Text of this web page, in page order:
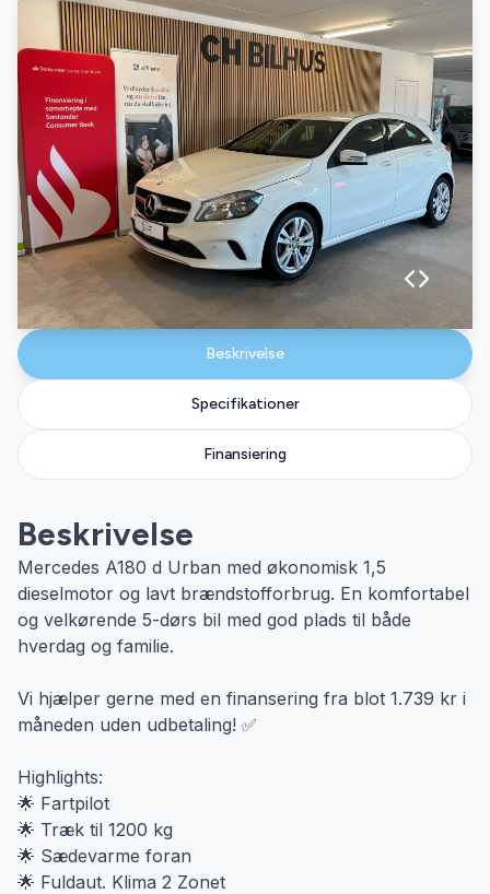
Specifikationer
Beskrivelse
Finansiering
Beskrivelse
Mercedes A180 d Urban med økonomisk 1,5
dieselmotor og lavt brændstofforbrug. En komfortabel
og velkørende 5-dørs bil med god plads til både
hverdag og familie.
Vi hjælper gerne med en finansering fra blot 1.739 kr i
måneden uden udbetaling! ✅
Highlights:
🌟 Fartpilot
🌟 Træk til 1200 kg
🌟 Sædevarme foran
🌟 Fuldaut. Klima 2 Zonet